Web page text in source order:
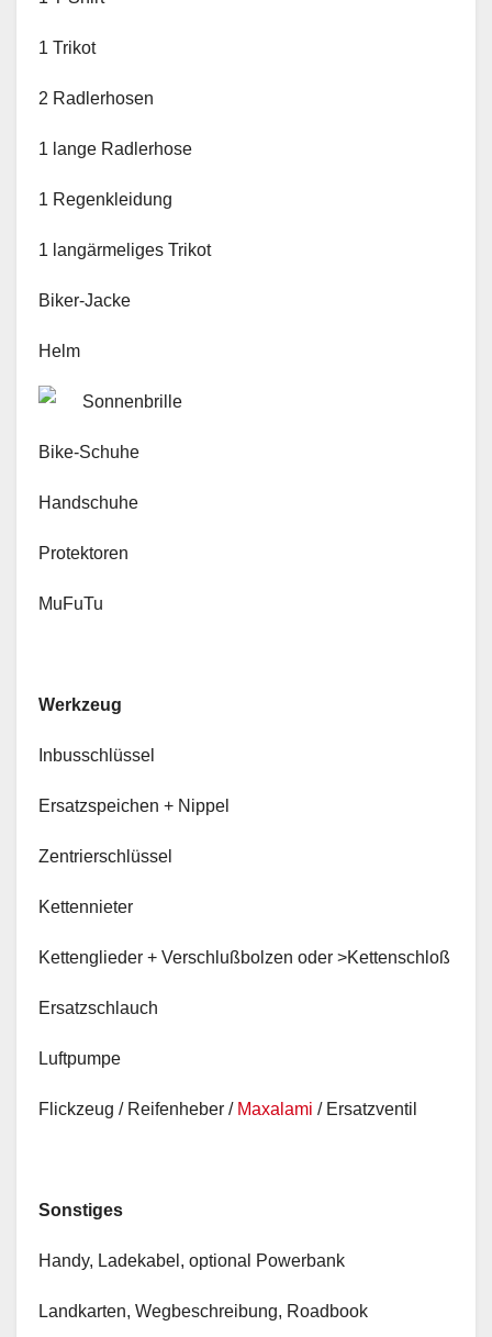
1 Trikot
2 Radlerhosen
1 lange Radlerhose
1 Regenkleidung
1 langärmeliges Trikot
Biker-Jacke
Helm
Sonnenbrille
Bike-Schuhe
Handschuhe
Protektoren
MuFuTu
Werkzeug
Inbusschlüssel
Ersatzspeichen + Nippel
Zentrierschlüssel
Kettennieter
Kettenglieder + Verschlußbolzen oder >Kettenschloß
Ersatzschlauch
Luftpumpe
Flickzeug / Reifenheber / Maxalami / Ersatzventil
Sonstiges
Handy, Ladekabel, optional Powerbank
Landkarten, Wegbeschreibung, Roadbook